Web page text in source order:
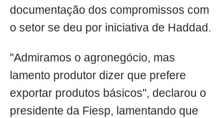
documentação dos compromissos com
o setor se deu por iniciativa de Haddad.
"Admiramos o agronegócio, mas
lamento produtor dizer que prefere
exportar produtos básicos", declarou o
presidente da Fiesp, lamentando que